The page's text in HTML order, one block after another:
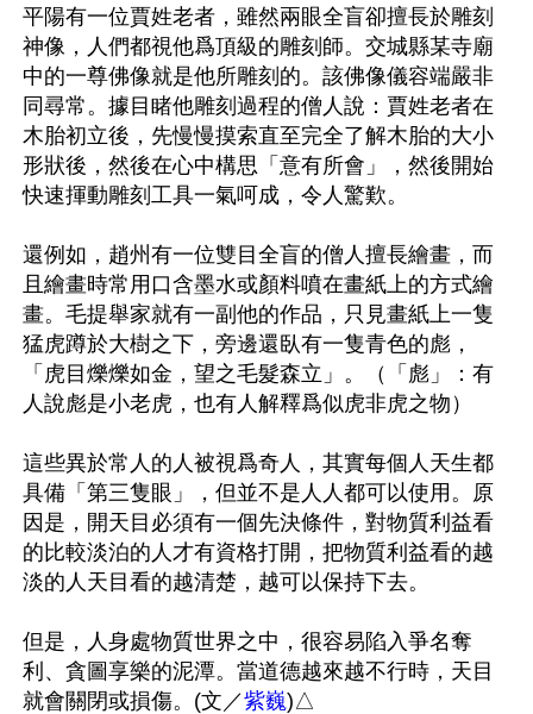
平陽有一位賈姓老者，雖然兩眼全盲卻擅長於雕刻
神像，人們都視他爲頂級的雕刻師。交城縣某寺廟
中的一尊佛像就是他所雕刻的。該佛像儀容端嚴非
同尋常。據目睹他雕刻過程的僧人說：賈姓老者在
木胎初立後，先慢慢摸索直至完全了解木胎的大小
形狀後，然後在心中構思「意有所會」，然後開始
快速揮動雕刻工具一氣呵成，令人驚歎。
還例如，趙州有一位雙目全盲的僧人擅長繪畫，而
且繪畫時常用口含墨水或顏料噴在畫紙上的方式繪
畫。毛提舉家就有一副他的作品，只見畫紙上一隻
猛虎蹲於大樹之下，旁邊還臥有一隻青色的彪，
「虎目爍爍如金，望之毛髮森立」。（「彪」：有
人說彪是小老虎，也有人解釋爲似虎非虎之物）
這些異於常人的人被視爲奇人，其實每個人天生都
具備「第三隻眼」，但並不是人人都可以使用。原
因是，開天目必須有一個先決條件，對物質利益看
的比較淡泊的人才有資格打開，把物質利益看的越
淡的人天目看的越清楚，越可以保持下去。
但是，人身處物質世界之中，很容易陷入爭名奪
利、貪圖享樂的泥潭。當道德越來越不行時，天目
就會關閉或損傷。(文／紫巍)△